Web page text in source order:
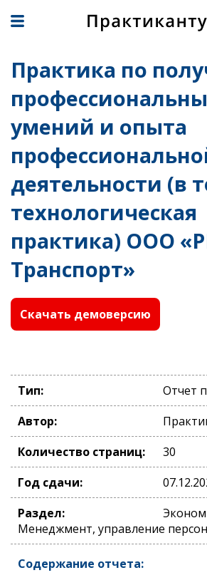
Практика по
умений и опыта
деятельности (в
технологическая
практика) ООО
Транспорт»
Скачать демоверсию
Тип:
Отчет
Автор:
Количество страниц:
30
Год сдачи:
Раздел:
Менеджмент, управление
Содержание отчета: